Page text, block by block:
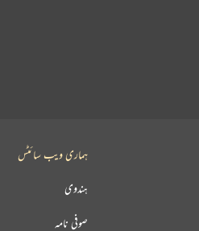
ہماری ویب سائٹس
ہندوی
صوفی نامہ